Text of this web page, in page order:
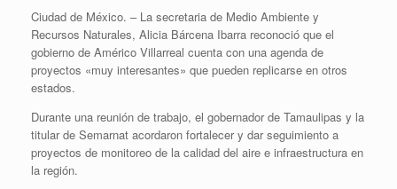
Ciudad de México. – La secretaria de Medio Ambiente y
Recursos Naturales, Alicia Bárcena Ibarra reconoció que el
gobierno de Américo Villarreal cuenta con una agenda de
proyectos «muy interesantes» que pueden replicarse en otros
estados.
Durante una reunión de trabajo, el gobernador de Tamaulipas y la
titular de Semarnat acordaron fortalecer y dar seguimiento a
proyectos de monitoreo de la calidad del aire e infraestructura en
la región.